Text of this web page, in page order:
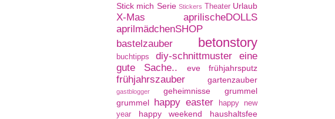
Stick mich Serie Stickers Theater Urlaub
X-Mas
aprilischeDOLLS
aprilmädchenSHOP
bastelzauber
betonstory
buchtipps diy-schnittmuster
eine
gute Sache..
eve frühjahrsputz
frühjahrszauber gartenzauber
gastblogger geheimnisse
grummel
grummel happy easter
happy new
year
happy weekend
haushaltsfee